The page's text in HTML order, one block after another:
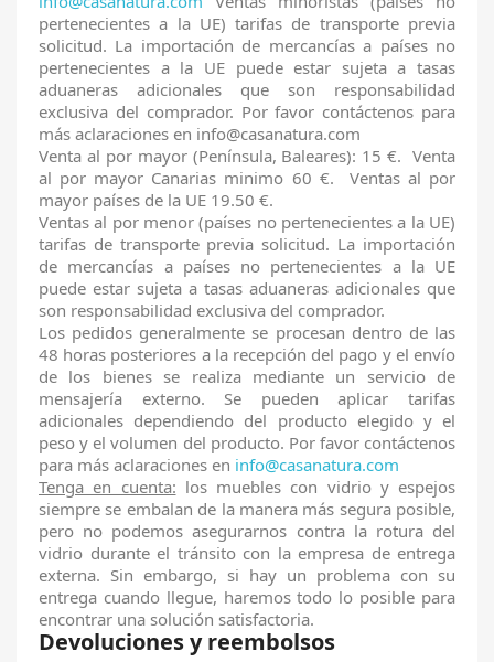
pertenecientes a la UE) tarifas de transporte previa
solicitud. La importación de mercancías a países no
pertenecientes a la UE puede estar sujeta a tasas
aduaneras adicionales que son responsabilidad
exclusiva del comprador. Por favor contáctenos para
más aclaraciones en info@casanatura.com
Venta al por mayor (Península, Baleares): 15 €. Venta
al por mayor Canarias minimo 60 €. Ventas al por
mayor países de la UE 19.50 €.
Ventas al por menor (países no pertenecientes a la UE)
tarifas de transporte previa solicitud. La importación
de mercancías a países no pertenecientes a la UE
puede estar sujeta a tasas aduaneras adicionales que
son responsabilidad exclusiva del comprador.
Los pedidos generalmente se procesan dentro de las
48 horas posteriores a la recepción del pago y el envío
de los bienes se realiza mediante un servicio de
mensajería externo. Se pueden aplicar tarifas
adicionales dependiendo del producto elegido y el
peso y el volumen del producto. Por favor contáctenos
para más aclaraciones en info@casanatura.com
Tenga en cuenta: los muebles con vidrio y espejos
siempre se embalan de la manera más segura posible,
pero no podemos asegurarnos contra la rotura del
vidrio durante el tránsito con la empresa de entrega
externa. Sin embargo, si hay un problema con su
entrega cuando llegue, haremos todo lo posible para
encontrar una solución satisfactoria.
Devoluciones y reembolsos